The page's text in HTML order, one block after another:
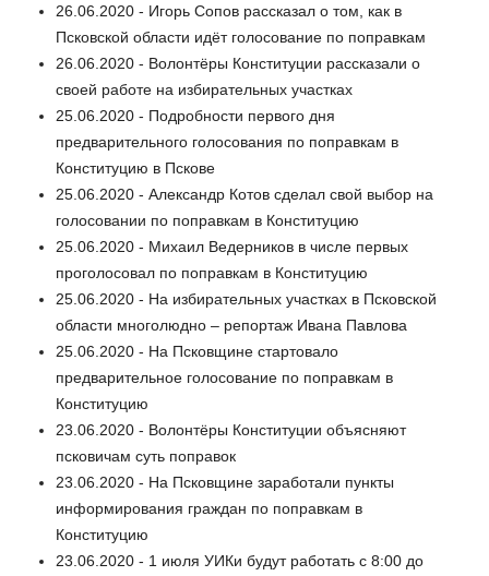
26.06.2020 - Игорь Сопов рассказал о том, как в
Псковской области идёт голосование по поправкам
26.06.2020 - Волонтёры Конституции рассказали о
своей работе на избирательных участках
25.06.2020 - Подробности первого дня
предварительного голосования по поправкам в
Конституцию в Пскове
25.06.2020 - Александр Котов сделал свой выбор на
голосовании по поправкам в Конституцию
25.06.2020 - Михаил Ведерников в числе первых
проголосовал по поправкам в Конституцию
25.06.2020 - На избирательных участках в Псковской
области многолюдно – репортаж Ивана Павлова
25.06.2020 - На Псковщине стартовало
предварительное голосование по поправкам в
Конституцию
23.06.2020 - Волонтёры Конституции объясняют
псковичам суть поправок
23.06.2020 - На Псковщине заработали пункты
информирования граждан по поправкам в
Конституцию
23.06.2020 - 1 июля УИКи будут работать с 8:00 до